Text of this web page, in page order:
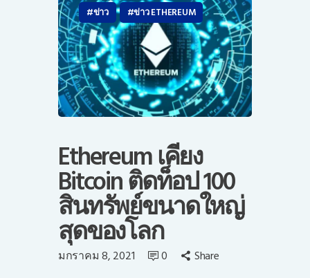
วีดีโอ
ข่าวประชาสัมพันธ์
ไทย
ข่าว ข่าว ETHEREUM
Ethereum เคียง
Bitcoin ติดท็อป 100
สินทรัพย์ขนาดใหญ่
สุดของโลก
มกราคม 8, 2021 0 Share